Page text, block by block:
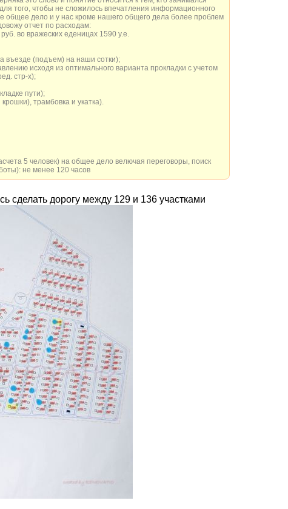
того, чтобы не сложилось впечатления информационного
общее дело и у нас кроме нашего общего дела более проблем
отчет по расходам:
во вражеских еденицах 1590 у.е.
въезде (подъем) на наши сотки);
исходя из оптимального варианта прокладки с учетом
стр-х);
пути);
трамбовка и укатка).
5 человек) на общее дело велючая переговоры, поиск
не менее 120 часов
сделать дорогу между 129 и 136 участками